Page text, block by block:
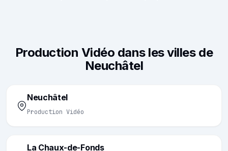
Production Vidéo dans les villes de
Neuchâtel
Neuchâtel
Production Vidéo
La Chaux-de-Fonds